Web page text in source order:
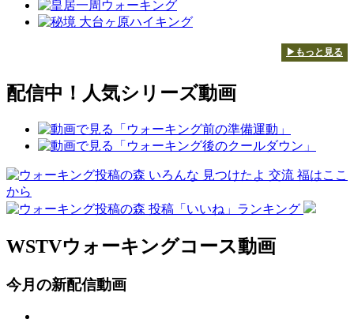
▶もっと見る
配信中！人気シリーズ動画
WSTVウォーキングコース動画
今月の新配信動画